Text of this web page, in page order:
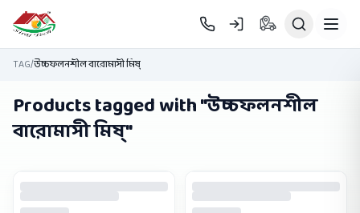
Skip to main content
TAG/উচ্চফলনশীল বারোমাসী মিষ্
Products tagged with "উচ্চফলনশীল
বারোমাসী মিষ্"